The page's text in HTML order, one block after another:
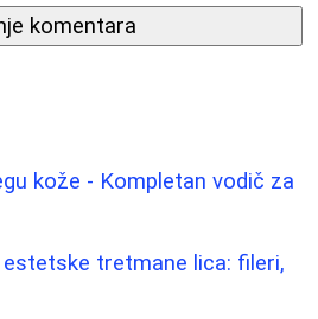
komentara
kože - Kompletan vodič za
tretmane lica: fileri,